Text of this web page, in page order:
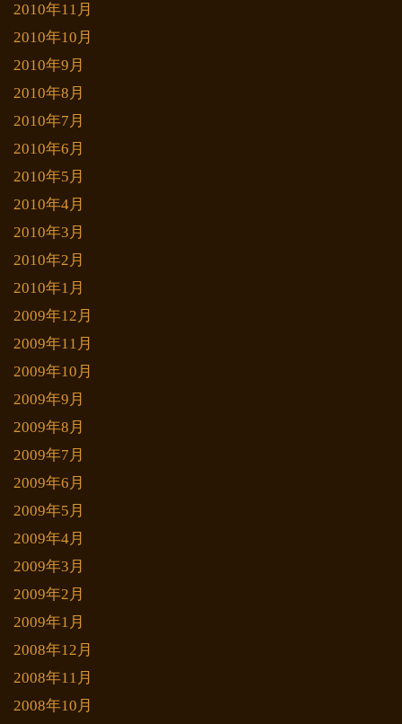
2010年11月
2010年10月
2010年9月
2010年8月
2010年7月
2010年6月
2010年5月
2010年4月
2010年3月
2010年2月
2010年1月
2009年12月
2009年11月
2009年10月
2009年9月
2009年8月
2009年7月
2009年6月
2009年5月
2009年4月
2009年3月
2009年2月
2009年1月
2008年12月
2008年11月
2008年10月